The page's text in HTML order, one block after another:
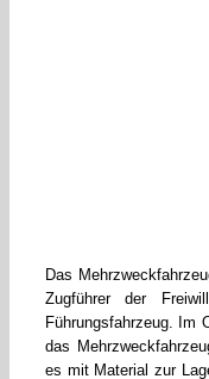
Das
Zugführer der
Führungsfahrzeug. Im
das
es mit Material zur